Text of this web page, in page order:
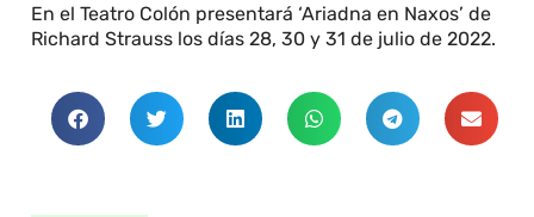
En el Teatro Colón presentará ‘Ariadna en Naxos’ de
Richard Strauss los días 28, 30 y 31 de julio de 2022.